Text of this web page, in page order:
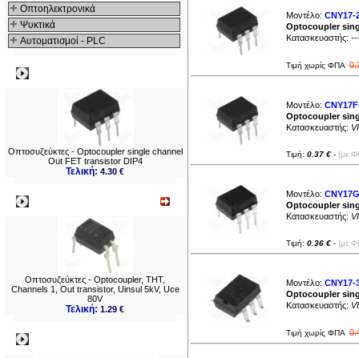
Οπτοηλεκτρονικά
Ψυκτικά
Αυτοματισμοί - PLC
Οπτοσυζεύκτες - Optocoupler single channel
Out FET transistor DIP4
Τελική:4.30 €
Οπτοσυζεύκτες - Optocoupler, THT,
Channels 1, Out transistor, Uinsul 5kV, Uce
80V
Τελική:1.29 €
Μοντέλο: CNY17-
Optocoupler
Κατασκευαστής:
Τιμή χωρίς ΦΠΑ
Μοντέλο:
Optocoupler
Κατασκευαστής:
Τιμή: 0.37 € - (με
Μοντέλο:
Optocoupler
Κατασκευαστής:
Τιμή: 0.36 € - (με
Μοντέλο: CNY17-
Optocoupler
Κατασκευαστής:
Τιμή χωρίς ΦΠΑ